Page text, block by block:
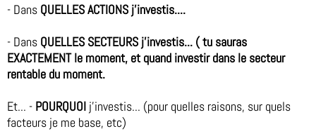
- Dans QUELLES ACTIONS j'investis....
- Dans QUELLES SECTEURS j'investis... ( tu sauras
EXACTEMENT le moment, et quand investir dans le secteur
rentable du moment.
Et... - POURQUOI j'investis... (pour quelles raisons, sur quels
facteurs je me base, etc)